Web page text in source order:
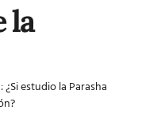
la
estudio la Parasha